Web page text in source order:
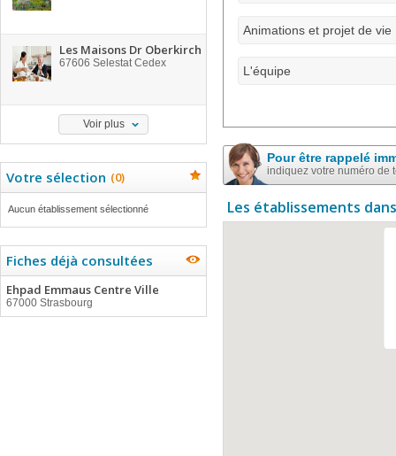
Les Maisons Dr Oberkirch
67606 Selestat Cedex
Voir plus
Votre sélection (0)
Aucun établissement sélectionné
Fiches déjà consultées
Ehpad Emmaus Centre Ville
67000 Strasbourg
Animations et projet de vie
L'équipe
Pour être rappelé
indiquez votre numéro de
Les établissements